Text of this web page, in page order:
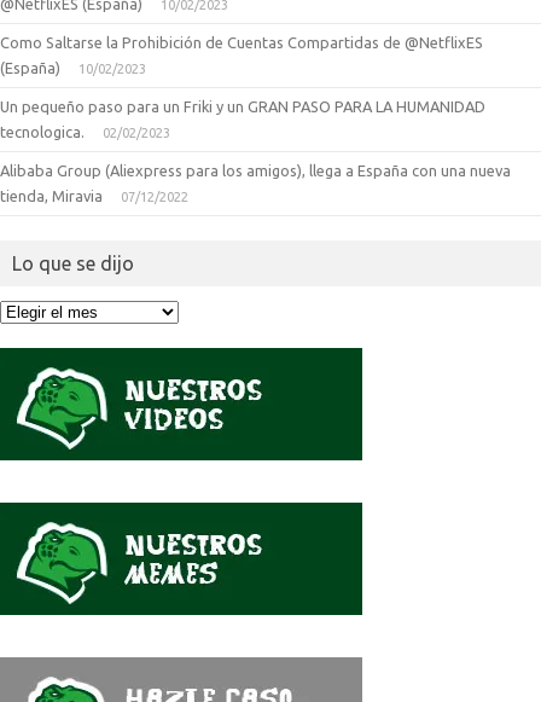
@NetflixES (España)
10/02/2023
Como Saltarse la Prohibición de Cuentas Compartidas de @NetflixES
(España)
10/02/2023
Un pequeño paso para un Friki y un GRAN PASO PARA LA HUMANIDAD
tecnologica.
02/02/2023
Alibaba Group (Aliexpress para los amigos), llega a España con una nueva
tienda, Miravia
07/12/2022
Lo que se dijo
Lo